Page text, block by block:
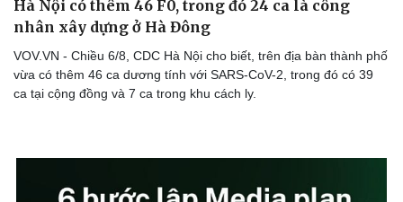
eSports
Hậu trường
Hà Nội có thêm 46 F0, trong đó 24 ca là công
nhân xây dựng ở Hà Đông
VOV.VN - Chiều 6/8, CDC Hà Nội cho biết, trên địa bàn thành phố
vừa có thêm 46 ca dương tính với SARS-CoV-2, trong đó có 39
ca tại cộng đồng và 7 ca trong khu cách ly.